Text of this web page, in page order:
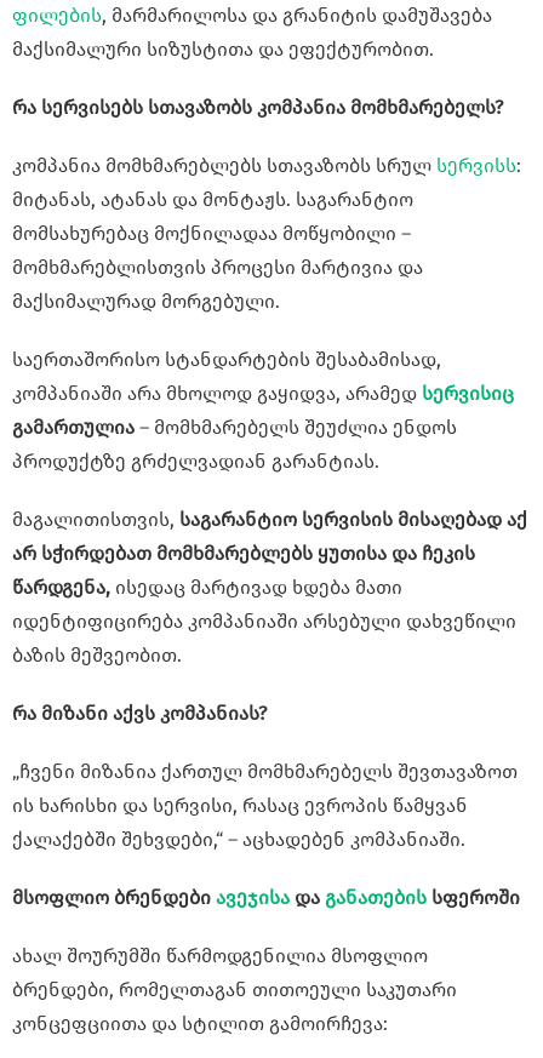
ფილების, მარმარილოსა და გრანიტის დამუშავება
მაქსიმალური სიზუსტითა და ეფექტურობით.
რა სერვისებს სთავაზობს კომპანია მომხმარებელს?
კომპანია მომხმარებლებს სთავაზობს სრულ სერვისს:
მიტანას, ატანას და მონტაჟს. საგარანტიო
მომსახურებაც მოქნილადაა მოწყობილი –
მომხმარებლისთვის პროცესი მარტივია და
მაქსიმალურად მორგებული.
საერთაშორისო სტანდარტების შესაბამისად,
კომპანიაში არა მხოლოდ გაყიდვა, არამედ სერვისიც
გამართულია – მომხმარებელს შეუძლია ენდოს
პროდუქტზე გრძელვადიან გარანტიას.
მაგალითისთვის, საგარანტიო სერვისის მისაღებად აქ
არ სჭირდებათ მომხმარებლებს ყუთისა და ჩეკის
წარდგენა, ისედაც მარტივად ხდება მათი
იდენტიფიცირება კომპანიაში არსებული დახვეწილი
ბაზის მეშვეობით.
რა მიზანი აქვს კომპანიას?
„ჩვენი მიზანია ქართულ მომხმარებელს შევთავაზოთ
ის ხარისხი და სერვისი, რასაც ევროპის წამყვან
ქალაქებში შეხვდები,“ – აცხადებენ კომპანიაში.
მსოფლიო ბრენდები ავეჯისა და განათების სფეროში
ახალ შოურუმში წარმოდგენილია მსოფლიო
ბრენდები, რომელთაგან თითოეული საკუთარი
კონცეფციითა და სტილით გამოირჩევა: